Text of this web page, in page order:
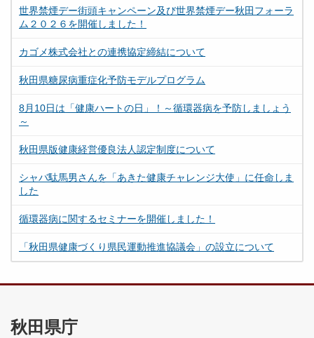
世界禁煙デー街頭キャンペーン及び世界禁煙デー秋田フォーラ
ム２０２６を開催しました！
カゴメ株式会社との連携協定締結について
秋田県糖尿病重症化予防モデルプログラム
8月10日は「健康ハートの日」！～循環器病を予防しましょう
～
秋田県版健康経営優良法人認定制度について
シャバ駄馬男さんを「あきた健康チャレンジ大使」に任命しま
した
循環器病に関するセミナーを開催しました！
「秋田県健康づくり県民運動推進協議会」の設立について
秋田県庁